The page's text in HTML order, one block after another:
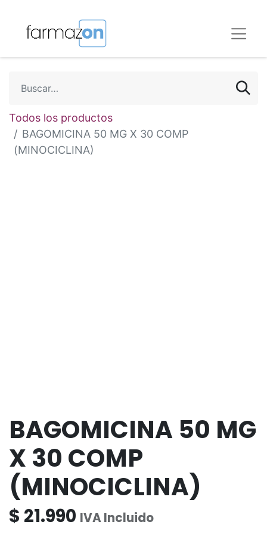
Todos los productos
BAGOMICINA 50 MG X 30 COMP
(MINOCICLINA)
BAGOMICINA 50 MG
X 30 COMP
(MINOCICLINA)
$ 21.990 IVA Incluido